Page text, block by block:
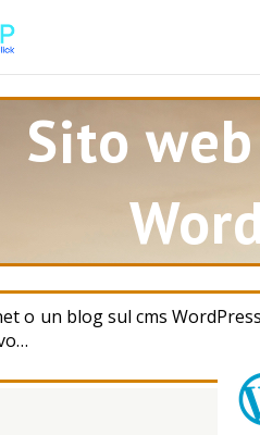
Sito
o un blog sul cms